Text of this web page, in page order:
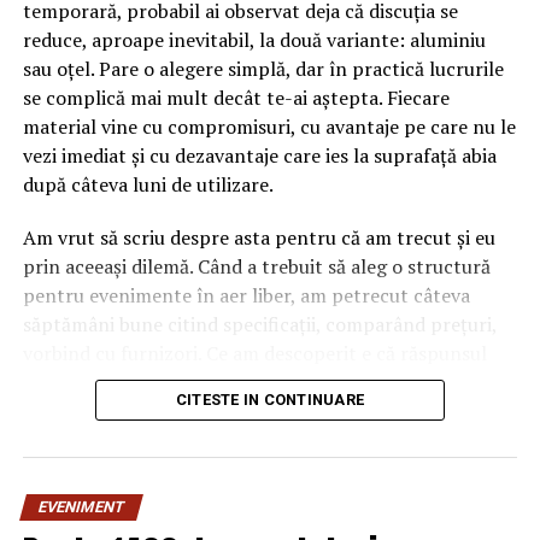
temporară, probabil ai observat deja că discuția se
reduce, aproape inevitabil, la două variante: aluminiu
sau oțel. Pare o alegere simplă, dar în practică lucrurile
se complică mai mult decât te-ai aștepta. Fiecare
material vine cu compromisuri, cu avantaje pe care nu le
vezi imediat și cu dezavantaje care ies la suprafață abia
după câteva luni de utilizare.
Am vrut să scriu despre asta pentru că am trecut și eu
prin aceeași dilemă. Când a trebuit să aleg o structură
pentru evenimente în aer liber, am petrecut câteva
săptămâni bune citind specificații, comparând prețuri,
„corect” depinde mult de context, de cât de des muți
pavilionul și de ce condiții meteo ai de înfruntat.
materialului mai mult decât
CITESTE IN CONTINUARE
EVENIMENT